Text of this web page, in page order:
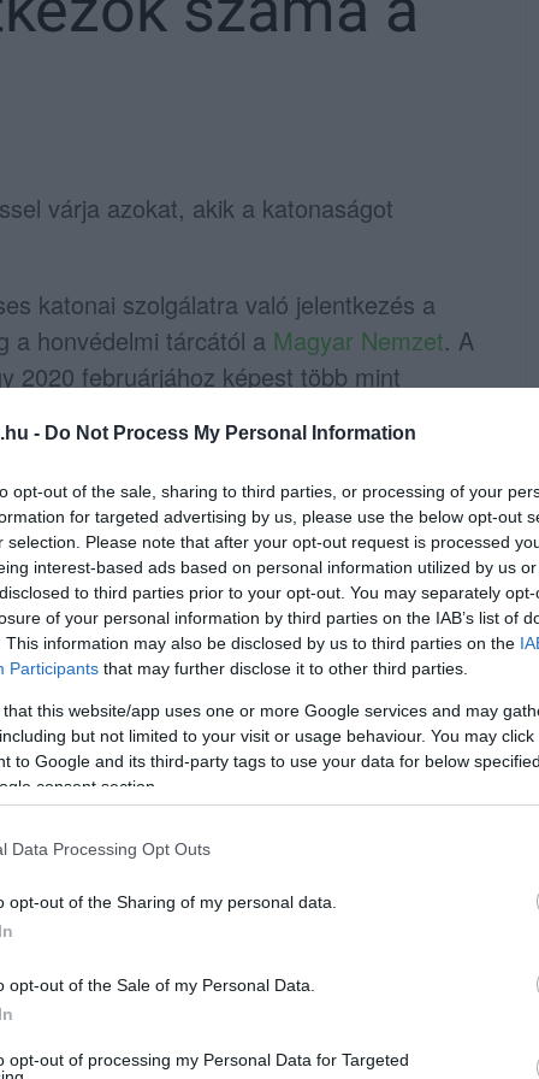
- Do Not Process My Personal Information
opt-out of the sale, sharing to third parties, or processing of your
for targeted advertising by us, please use the below opt-out
selection. Please note that after your opt-out request is processed
interest-based ads based on personal information utilized by us
to third parties prior to your opt-out. You may separately
of your personal information by third parties on the IAB’s list of
This information may also be disclosed by us to third parties on the
Participants that may further disclose it to other third parties.
that this website/app uses one or more Google services and may
but not limited to your visit or usage behaviour. You may
to Google and its third-party tags to use your data for below
consent section.
Data Processing Opt Outs
opt-out of the Sharing of my personal data.
opt-out of the Sale of my Personal Data.
opt-out of processing my Personal Data for Targeted
várja azokat, akik a katonaságot
katonai szolgálatra való jelentkezés a
a honvédelmi tárcától a Magyar Nemzet. A
2020 februárjához képest több mint
alatt nyerhetnek felvételt az
szerződésesnek jelentkezők részére
vezetett be a koronavírus-
érdekében.
Fotó: Czeglédi Zsolt / MTI
továbbra is megmaradnak a már
most egy alapfelkészítésten esnek át –
bevonhatók lesznek a járványügyi
feladatokba –, aztán később kiegészítő
hogy a járványhelyzetre
és iskolai előadásokat.